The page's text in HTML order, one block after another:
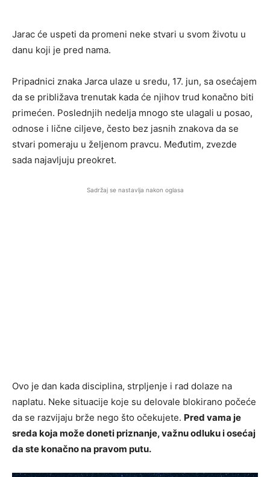
Jarac će uspeti da promeni neke stvari u svom životu u
danu koji je pred nama.
Pripadnici znaka Jarca ulaze u sredu, 17. jun, sa osećajem
da se približava trenutak kada će njihov trud konačno biti
primećen. Poslednjih nedelja mnogo ste ulagali u posao,
odnose i lične ciljeve, često bez jasnih znakova da se
stvari pomeraju u željenom pravcu. Međutim, zvezde
sada najavljuju preokret.
Sadržaj se nastavlja nakon oglasa
Ovo je dan kada disciplina, strpljenje i rad dolaze na
naplatu. Neke situacije koje su delovale blokirano počeće
da se razvijaju brže nego što očekujete. Pred vama je
sreda koja može doneti priznanje, važnu odluku i osećaj
da ste konačno na pravom putu.